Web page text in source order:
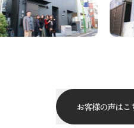
お客様の声はこ